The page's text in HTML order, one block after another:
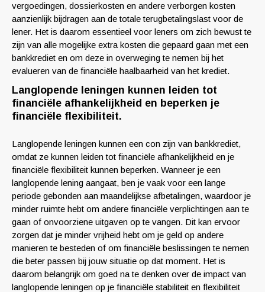
vergoedingen, dossierkosten en andere verborgen kosten
aanzienlijk bijdragen aan de totale terugbetalingslast voor de
lener. Het is daarom essentieel voor leners om zich bewust te
zijn van alle mogelijke extra kosten die gepaard gaan met een
bankkrediet en om deze in overweging te nemen bij het
evalueren van de financiële haalbaarheid van het krediet.
Langlopende leningen kunnen leiden tot
financiële afhankelijkheid en beperken je
financiële flexibiliteit.
Langlopende leningen kunnen een con zijn van bankkrediet,
omdat ze kunnen leiden tot financiële afhankelijkheid en je
financiële flexibiliteit kunnen beperken. Wanneer je een
langlopende lening aangaat, ben je vaak voor een lange
periode gebonden aan maandelijkse afbetalingen, waardoor je
minder ruimte hebt om andere financiële verplichtingen aan te
gaan of onvoorziene uitgaven op te vangen. Dit kan ervoor
zorgen dat je minder vrijheid hebt om je geld op andere
manieren te besteden of om financiële beslissingen te nemen
die beter passen bij jouw situatie op dat moment. Het is
daarom belangrijk om goed na te denken over de impact van
langlopende leningen op je financiële stabiliteit en flexibiliteit